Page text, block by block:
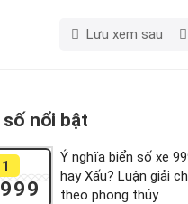
Lưu xem sau
số nổi bật
1
Ý nghĩa biển số xe
hay Xấu? Luận giải
theo phong thủy